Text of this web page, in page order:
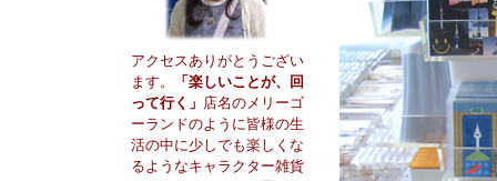
アクセスありがとうござい
ます。
「楽しいことが、回
って行く」 店名のメリーゴ
ーランドのように皆様の生
活の中に少しでも楽しくな
るようなキャラクター雑貨